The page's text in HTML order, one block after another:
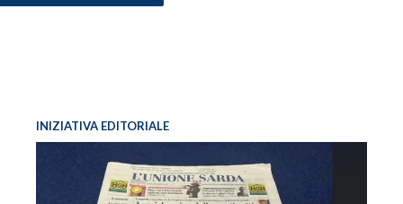
INIZIATIVA EDITORIALE